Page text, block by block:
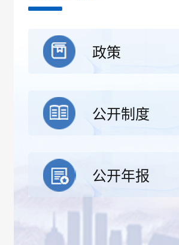
政策
公开制度
公开年报